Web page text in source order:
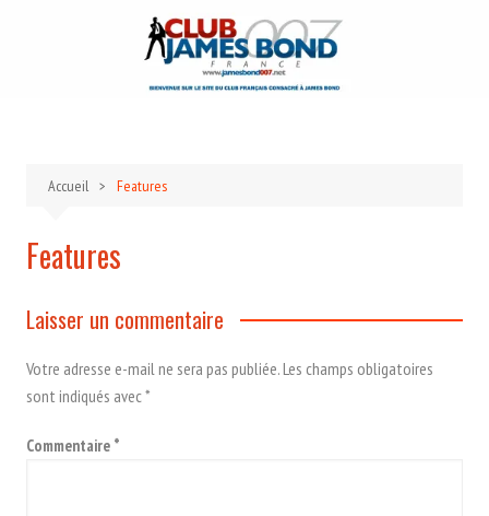
Accueil Features
Features
Laisser un commentaire
Votre adresse e-mail ne sera pas publiée.Les champs obligatoires
sont indiqués avec*
Commentaire *